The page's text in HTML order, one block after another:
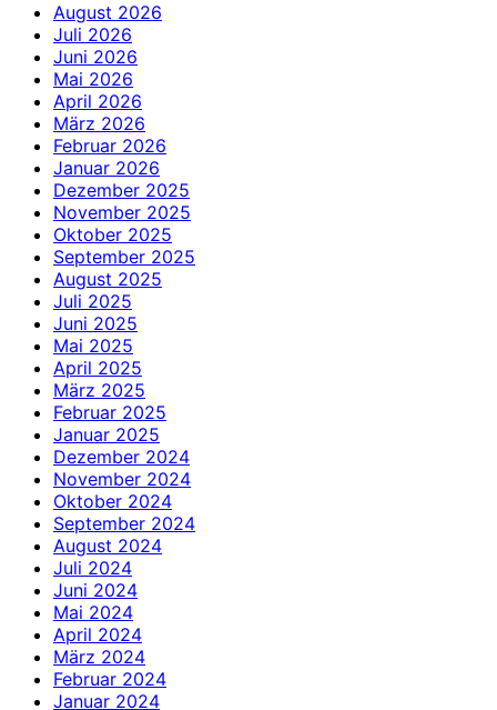
August 2026
Juli 2026
Juni 2026
Mai 2026
April 2026
März 2026
Februar 2026
Januar 2026
Dezember 2025
November 2025
Oktober 2025
September 2025
August 2025
Juli 2025
Juni 2025
Mai 2025
April 2025
März 2025
Februar 2025
Januar 2025
Dezember 2024
November 2024
Oktober 2024
September 2024
August 2024
Juli 2024
Juni 2024
Mai 2024
April 2024
März 2024
Februar 2024
Januar 2024